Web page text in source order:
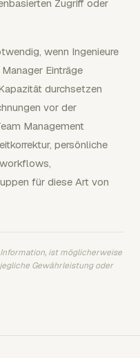
Zugriff oder
wenn Ingenieure
Einträge
durchsetzen
vor der
Management
persönliche
für diese Art von
ist möglicherweise
Gewährleistung oder